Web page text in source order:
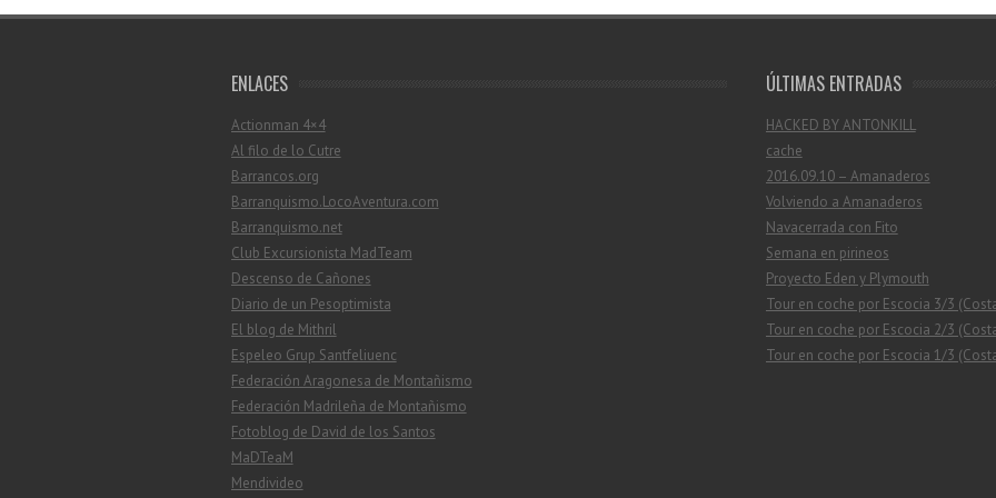
ENLACES
Actionman 4×4
Al filo de lo Cutre
Barrancos.org
Barranquismo.LocoAventura.com
Barranquismo.net
Club Excursionista MadTeam
Descenso de Cañones
Diario de un Pesoptimista
El blog de Mithril
Espeleo Grup Santfeliuenc
Federación Aragonesa de Montañismo
Federación Madrileña de Montañismo
Fotoblog de David de los Santos
MaDTeaM
Mendivideo
ÚLTIMAS ENTRADAS
HACKED BY ANTONKILL
cache
2016.09.10 – Amanaderos
Volviendo a Amanaderos
Navacerrada con Fito
Semana en pirineos
Proyecto Eden y Plymouth
Tour en coche por Escocia 3/3
Tour en coche por Escocia 2/3
Tour en coche por Escocia 1/3